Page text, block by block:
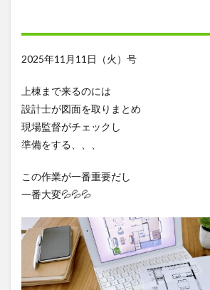
2025年11月11日（火）号
上棟まで来るのには
設計士が図面を取りまとめ
現場監督がチェックし
準備をする、、、
この作業が一番重要だし
一番大変💦💦💦